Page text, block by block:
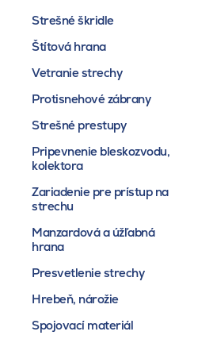
Strešné škridle
Štítová hrana
Vetranie strechy
Protisnehové zábrany
Strešné prestupy
Pripevnenie bleskozvodu,
kolektora
Zariadenie pre prístup na
strechu
Manzardová a úžľabná
hrana
Presvetlenie strechy
Hrebeň, nárožie
Spojovací materiál